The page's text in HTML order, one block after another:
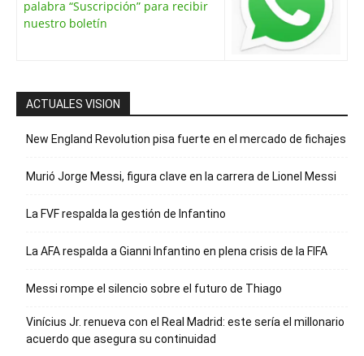
palabra “Suscripción” para recibir
nuestro boletín
ACTUALES VISION
New England Revolution pisa fuerte en el mercado de fichajes
Murió Jorge Messi, figura clave en la carrera de Lionel Messi
La FVF respalda la gestión de Infantino
La AFA respalda a Gianni Infantino en plena crisis de la FIFA
Messi rompe el silencio sobre el futuro de Thiago
Vinícius Jr. renueva con el Real Madrid: este sería el millonario
acuerdo que asegura su continuidad